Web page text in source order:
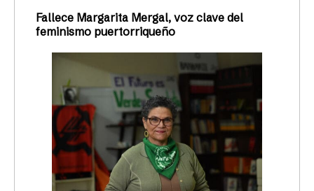
Fallece Margarita Mergal, voz clave del
feminismo puertorriqueño